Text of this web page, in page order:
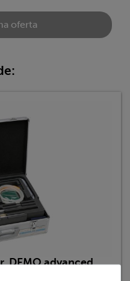
oferta
DEMO advanced